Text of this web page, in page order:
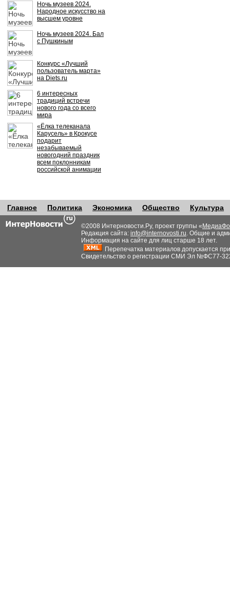
Ночь музеев 2024.
Народное искусство на
высшем уровне
Ночь музеев 2024. Бал
с Пушкиным
Конкурс «Лучший
пользователь марта»
на Diets.ru
6 интересных
традиций встречи
нового года со всего
мира
«Ёлка телеканала
Карусель» в Крокусе
подарит
незабываемый
новогодний праздник
всем поклонникам
российской анимации
Главное Политика Экономика Общество Культура
©2008 Интерновости.Ру, проект группы «
Редакция сайта: info@internovosti.ru. Общие и
Информация на сайте для лиц старше 18 лет.
Перепечатка материалов допускается
Свидетельство о регистрации СМИ Эл №ФС77-